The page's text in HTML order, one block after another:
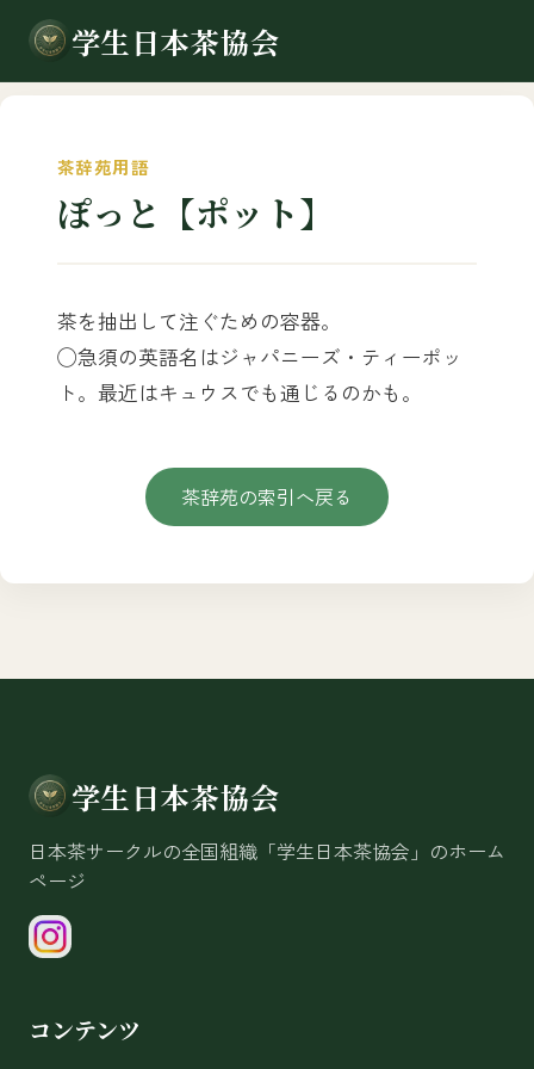
学生日本茶協会
茶辞苑用語
ぽっと【ポット】
茶を抽出して注ぐための容器。
◯急須の英語名はジャパニーズ・ティーポッ
ト。最近はキュウスでも通じるのかも。
茶辞苑の索引へ戻る
学生日本茶協会
日本茶サークルの全国組織「学生日本茶協会」のホーム
ページ
コンテンツ